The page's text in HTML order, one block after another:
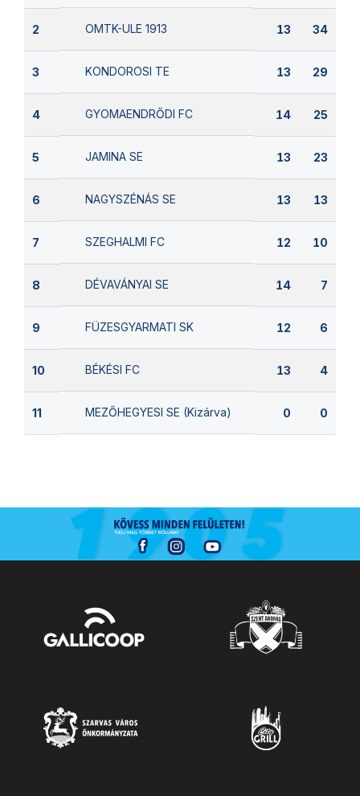
2 OMTK-ULE 1913 13 34
3 KONDOROSI TE 13 29
4 GYOMAENDRŐDI FC 14 25
5 JAMINA SE 13 23
6 NAGYSZÉNÁS SE 13 13
7 SZEGHALMI FC 12 10
8 DÉVAVÁNYAI SE 14 7
9 FÜZESGYARMATI SK 12 6
10 BÉKÉSI FC 13 4
11 MEZŐHEGYESI SE (Kizárva) 0 0